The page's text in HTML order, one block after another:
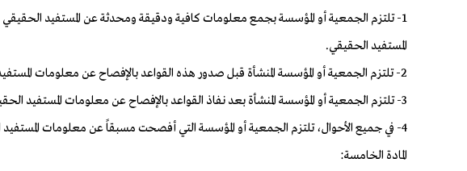
1- تلتزم الجمعية أو المؤسسة بجمع معلومات كافية ودقيقة ومحدثة عن المستفيد الحقيقي
المستفيد الحقيقي.
2- تلتزم الجمعية أو المؤسسة المنشأة قبل صدور هذه القواعد بالإفصاح عن معلومات المستفيد الحقيقي لدى المركز خلال (ثلاثين) يوماً من تاريخ نفاذ القواعد.
3- تلتزم الجمعية أو المؤسسة المنشأة بعد نفاذ القواعد بالإفصاح عن معلومات المستفيد الحقيقي منها لدى المركز كإجراء من إجراءات التأسيس.
4- في جميع الأحوال، تلتزم الجمعية أو المؤسسة التي أفصحت مسبقاً عن معلومات المستفيد الحقيقي لدى المركز بإعلام المركز بأي تغييرات تطرأ على هذه المعلومات خلال (عشرة) أيام من حدوث التغيير.
المادة الخامسة: